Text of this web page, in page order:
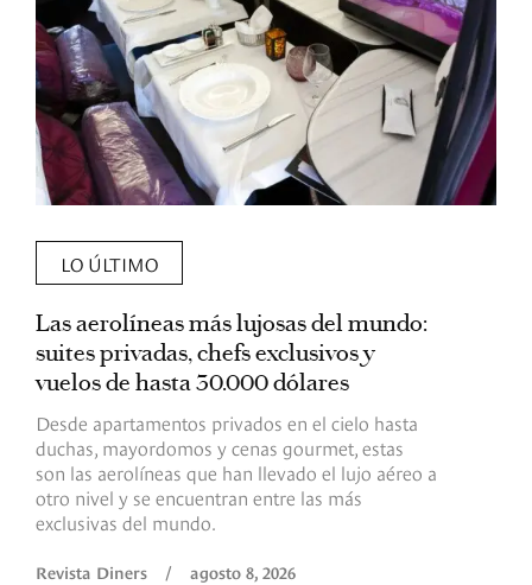
LO ÚLTIMO
Las aerolíneas más lujosas del mundo:
suites privadas, chefs exclusivos y
vuelos de hasta 30.000 dólares
Desde apartamentos privados en el cielo hasta
duchas, mayordomos y cenas gourmet, estas
son las aerolíneas que han llevado el lujo aéreo a
otro nivel y se encuentran entre las más
exclusivas del mundo.
Revista Diners / agosto 8, 2026